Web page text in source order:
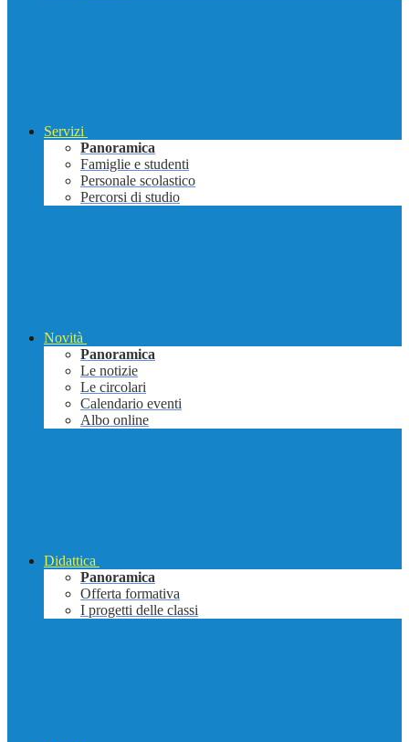
Servizi
Panoramica
Famiglie e studenti
Personale scolastico
Percorsi di studio
Novità
Panoramica
Le notizie
Le circolari
Calendario eventi
Albo online
Didattica
Panoramica
Offerta formativa
I progetti delle classi